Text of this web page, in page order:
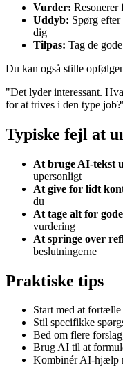
Vurder: Resonerer
Uddyb: Spørg
dig
Tilpas: Tag de
Du kan også stille
"Det lyder interessant.
for at trives i den type
Typiske fejl at
At bruge AI-tekst
upersonligt
At give for lidt
du
At tage alt for
vurdering
At springe over
beslutningerne
Praktiske tips
Start med at
Stil specifikke
Bed om flere
Brug AI til at
Kombinér AI-hjælp